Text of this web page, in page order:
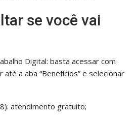
se você vai
Digital: basta acessar com
até a aba “Benefícios” e selecionar
atendimento gratuito;